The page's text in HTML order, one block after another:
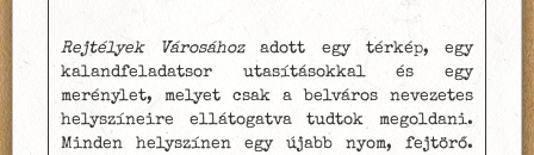
Rejtélyek Városáhozadott egy térkép, egy
kalandfeladatsor utasításokkal és egy
merénylet, melyet csak a belváros nevezetes
helyszíneire ellátogatva tudtok megoldani.
Minden helyszínen egy újabb nyom, fejtörő.